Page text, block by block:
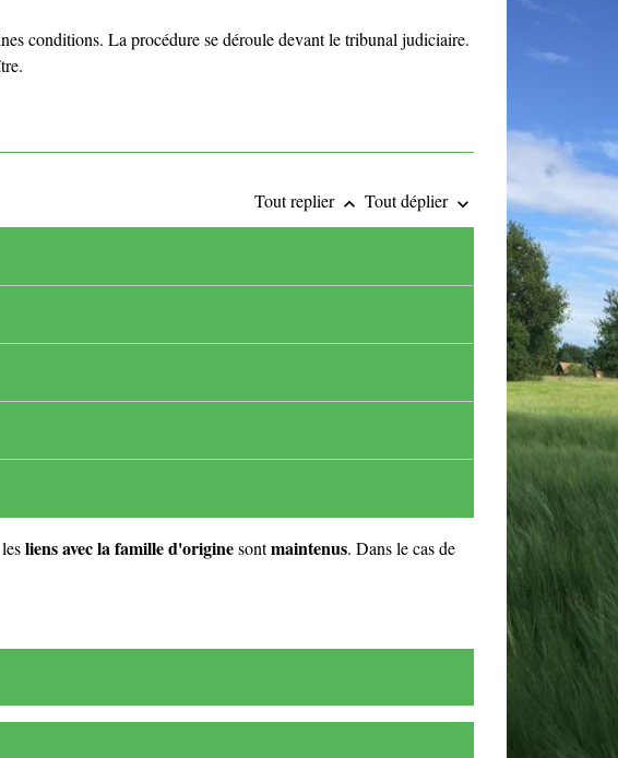
conditions. La procédure se déroule devant le tribunal judiciaire.
Tout replier keyboard_arrow_up Tout déplier keyboard_arrow_down
liens avec la famille d'originesontmaintenus. Dans le cas de